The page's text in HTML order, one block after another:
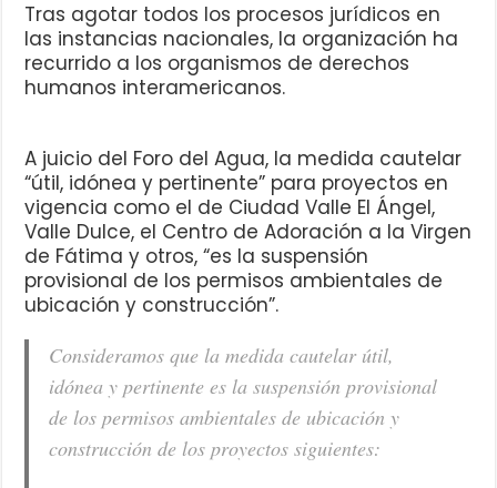
Tras agotar todos los procesos jurídicos en
las instancias nacionales, la organización ha
recurrido a los organismos de derechos
humanos interamericanos.
A juicio del Foro del Agua, la medida cautelar
“útil, idónea y pertinente” para proyectos en
vigencia como el de Ciudad Valle El Ángel,
Valle Dulce, el Centro de Adoración a la Virgen
de Fátima y otros, “es la suspensión
provisional de los permisos ambientales de
ubicación y construcción”.
Consideramos que la medida cautelar útil,
idónea y pertinente es la suspensión provisional
de los permisos ambientales de ubicación y
construcción de los proyectos siguientes: